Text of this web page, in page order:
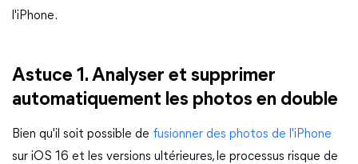
l'iPhone.
Astuce 1. Analyser et supprimer
automatiquement les photos en double
Bien qu'il soit possible de fusionner des photos de l'iPhone
sur iOS 16 et les versions ultérieures, le processus risque de